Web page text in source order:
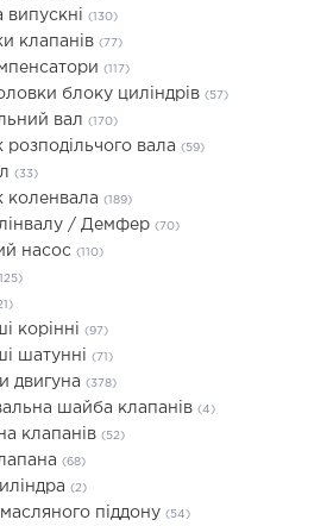
випускні (130)
клапанів (77)
(117)
блоку циліндрів (57)
вал (170)
розподільчого вала (59)
(33)
коленвала (189)
/ Демфер (70)
насос (110)
корінні (97)
шатунні (71)
двигуна (378)
шайба клапанів (4)
клапанів (52)
(68)
(2)
піддону (54)